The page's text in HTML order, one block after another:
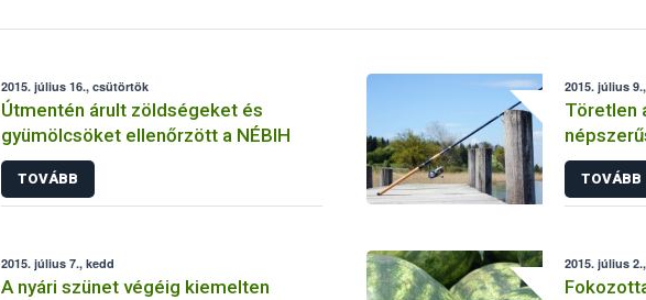
2015. július 16., csütörtök
Útmentén árult zöldségeket és
gyümölcsöket ellenőrzött a NÉBIH
TOVÁBB
2015. július
Töretlen
TOVÁBB
2015. július 7., kedd
A nyári szünet végéig kiemelten
2015. július